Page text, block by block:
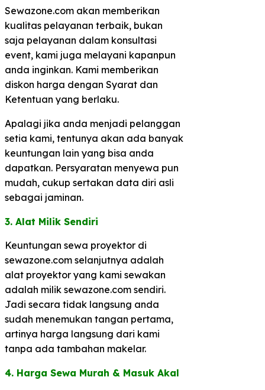
Sewazone.com akan memberikan
kualitas pelayanan terbaik, bukan
saja pelayanan dalam konsultasi
event, kami juga melayani kapanpun
anda inginkan. Kami memberikan
diskon harga dengan Syarat dan
Ketentuan yang berlaku.
Apalagi jika anda menjadi pelanggan
setia kami, tentunya akan ada banyak
keuntungan lain yang bisa anda
dapatkan. Persyaratan menyewa pun
mudah, cukup sertakan data diri asli
sebagai jaminan.
3. Alat Milik Sendiri​
Keuntungan sewa proyektor di
sewazone.com selanjutnya adalah
alat proyektor yang kami sewakan
adalah milik sewazone.com sendiri.
Jadi secara tidak langsung anda
sudah menemukan tangan pertama,
artinya harga langsung dari kami
tanpa ada tambahan makelar.
​4. Harga Sewa Murah & Masuk Akal​